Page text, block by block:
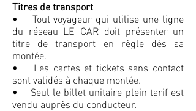
Titres de transport
• Tout voyageur qui utilise une ligne
du réseau LE CAR doit présenter un
titre de transport en règle dès sa
montée.
• Les cartes et tickets sans contact
sont validés à chaque montée.
• Seul le billet unitaire plein tarif est
vendu auprès du conducteur.